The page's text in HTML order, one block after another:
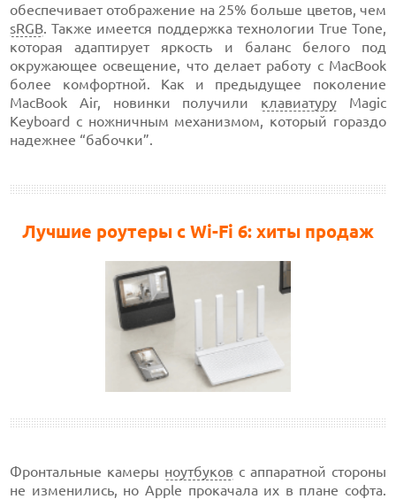
обеспечивает отображение на 25% больше цветов, чем
sRGB. Также имеется поддержка технологии True Tone,
которая адаптирует яркость и баланс белого под
окружающее освещение, что делает работу с MacBook
более комфортной. Как и предыдущее поколение
MacBook Air, новинки получили клавиатуру Magic
Keyboard с ножничным механизмом, который гораздо
надежнее “бабочки”.
Лучшие роутеры с Wi-Fi 6: хиты продаж
Фронтальные камеры ноутбуков с аппаратной стороны
не изменились, но Apple прокачала их в плане софта.